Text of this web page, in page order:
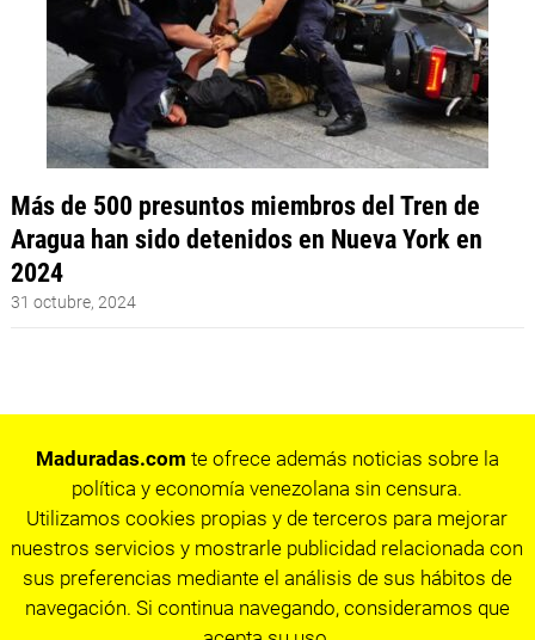
Más de 500 presuntos miembros del Tren de
Aragua han sido detenidos en Nueva York en
2024
31 octubre, 2024
Maduradas.com te ofrece además noticias sobre la
política y economía venezolana sin censura.
Utilizamos cookies propias y de terceros para mejorar
nuestros servicios y mostrarle publicidad relacionada con
sus preferencias mediante el análisis de sus hábitos de
navegación. Si continua navegando, consideramos que